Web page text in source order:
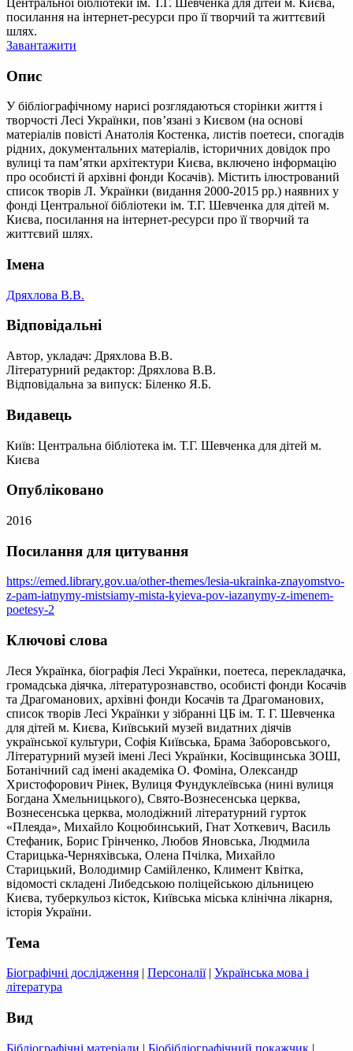
посилання на інтернет-ресурси про її творчий та життєвий
шлях.
Завантажити
Опис
У бібліографічному нарисі розглядаються сторінки життя і
творчості Лесі Українки, пов’язані з Києвом (на основі
матеріалів повісті Анатолія Костенка, листів поетеси, спогадів
рідних, документальних матеріалів, історичних довідок про
вулиці та пам’ятки архітектури Києва, включено інформацію
про особисті й архівні фонди Косачів). Містить ілюстрований
список творів Л. Українки (видання 2000-2015 рр.) наявних у
фонді Центральної бібліотеки ім. Т.Г. Шевченка для дітей м.
Києва, посилання на інтернет-ресурси про її творчий та
життєвий шлях.
Імена
Дряхлова В.В.
Відповідальні
Автор, укладач: Дряхлова В.В.
Літературний редактор: Дряхлова В.В.
Відповідальна за випуск: Біленко Я.Б.
Видавець
Київ: Центральна бібліотека ім. Т.Г. Шевченка для дітей м.
Києва
Опубліковано
2016
Посилання для цитування
https://emed.library.gov.ua/other-themes/lesia-ukrainka-znayomstvo-
z-pam-iatnymy-mistsiamy-mista-kyieva-pov-iazanymy-z-imenem-
poetesy-2
Ключові слова
Леся Українка, біографія Лесі Українки, поетеса, перекладачка,
громадська діячка, літературознавство, особисті фонди Косачів
та Драгоманових, архівні фонди Косачів та Драгоманових,
список творів Лесі Українки у зібранні ЦБ ім. Т. Г. Шевченка
для дітей м. Києва, Київський музей видатних діячів
української культури, Софія Київська, Брама Заборовського,
Літературний музей імені Лесі Українки, Косівщинська ЗОШ,
Ботанічний сад імені академіка О. Фоміна, Олександр
Христофорович Рінек, Вулиця Фундуклеївська (нині вулиця
Богдана Хмельницького), Свято-Вознесенська церква,
Вознесенська церква, молодіжний літературний гурток
«Плеяда», Михайло Коцюбинський, Гнат Хоткевич, Василь
Стефаник, Борис Грінченко, Любов Яновська, Людмила
Старицька-Черняхівська, Олена Пчілка, Михайло
Старицький, Володимир Самійленко, Климент Квітка,
відомості складені Либедською поліцейською дільницею
Києва, туберкульоз кісток, Київська міська клінічна лікарня,
історія України.
Тема
Біографічні дослідження | Персоналії| Українська мова і
література
Вид
Бібліографічні матеріали | Біобібліографічний покажчик |